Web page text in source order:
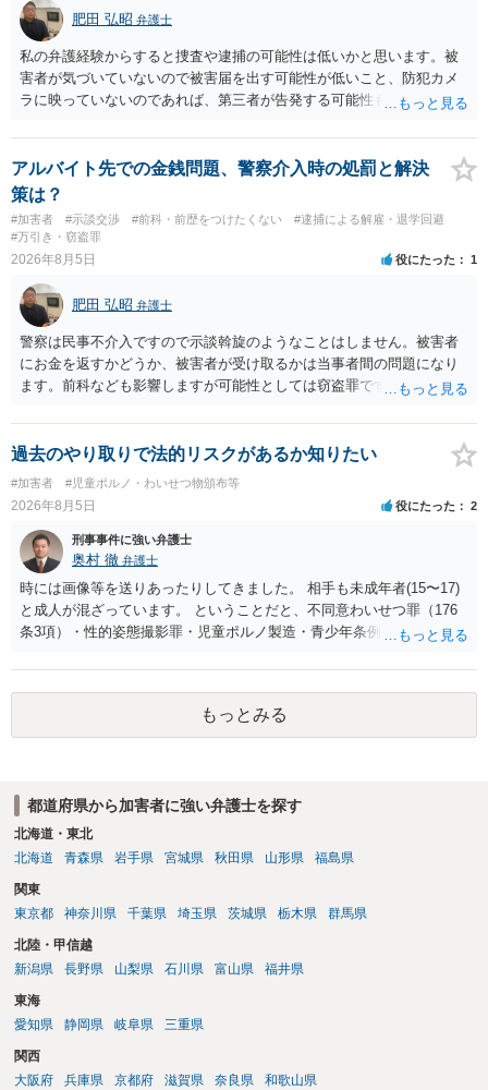
肥田 弘昭 弁護士
私の弁護経験からすると捜査や逮捕の可能性は低いかと思います。被
害者が気づいていないので被害届を出す可能性が低いこと、防犯カメ
ラに映っていないのであれば、第三者が告発する可能性も低いこと、
座る女性を盗撮(全体像写真1枚と5秒程度の動画)してしまいました。下
着や胸など強調したものではありません。」とありますが、少なくと
も捜査段階では性的姿態等撮影罪の被疑事実で逮捕勾留されるケース
が私の弁護経験では多くなった印象です（最終的には不起訴ないし各
都道府県の迷惑防止条例違反になることもあります）。2度としないこ
とをお勧めいたします。ご参考にしてください。
アルバイト先での金銭問題、警察介入時の処罰と解決
策は？
#加害者 #示談交渉 #前科・前歴をつけたくない
#逮捕による解雇・退学回避
#万引き・窃盗罪
2026年8月5日 役にたった 1
肥田 弘昭 弁護士
警察は民事不介入ですので示談斡旋のようなことはしません。被害者
にお金を返すかどうか、被害者が受け取るかは当事者間の問題になり
ます。前科なども影響しますが可能性としては窃盗罪ですので、逮捕
過去のやり取りで法的リスクがあるか知りたい
#加害者 #児童ポルノ・わいせつ物頒布等
2026年8月5日 役にたった 2
刑事事件に強い弁護士
奥村 徹 弁護士
時には画像等を送りあったりしてきました。 相手も未成年者(15〜17)
と成人が混ざっています。 ということだと、不同意わいせつ罪（176
条3項）・性的姿態撮影罪・児童ポルノ製造・青少年条例違反（わいせ
で、警察にバレれば、それなりの捜査を受けるでしょう。
もっとみる
都道府県から加害者に強い弁護士を探す
北海道・東北
北海道
青森県 岩手県 宮城県 秋田県 山形県 福島県
関東
東京都
神奈川県 千葉県 埼玉県 茨城県 栃木県 群馬県
北陸・甲信越
新潟県
長野県 山梨県 石川県 富山県 福井県
東海
愛知県
静岡県 岐阜県 三重県
関西
大阪府
兵庫県 京都府 滋賀県 奈良県 和歌山県